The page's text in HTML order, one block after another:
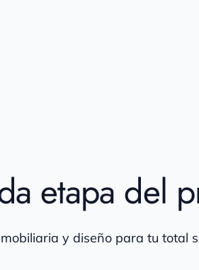
etapa del
y diseño para tu total